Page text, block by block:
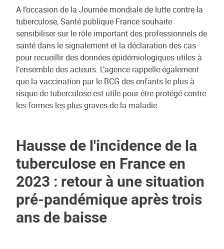
A l’occasion de la Journée mondiale de lutte contre la
tuberculose, Santé publique France souhaite
sensibiliser sur le rôle important des professionnels de
santé dans le signalement et la déclaration des cas
pour recueillir des données épidémiologiques utiles à
l’ensemble des acteurs. L’agence rappelle également
que la vaccination par le BCG des enfants le plus à
risque de tuberculose est utile pour être protégé contre
les formes les plus graves de la maladie.
Hausse de l'incidence de la
tuberculose en France en
2023 : retour à une situation
pré-pandémique après trois
ans de baisse